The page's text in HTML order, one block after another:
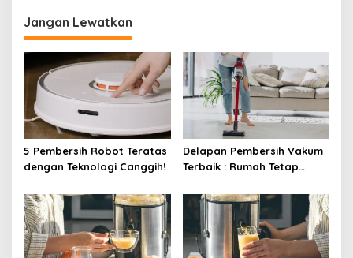
Jangan Lewatkan
5 Pembersih Robot Teratas
dengan Teknologi Canggih!
Delapan Pembersih Vakum
Terbaik : Rumah Tetap